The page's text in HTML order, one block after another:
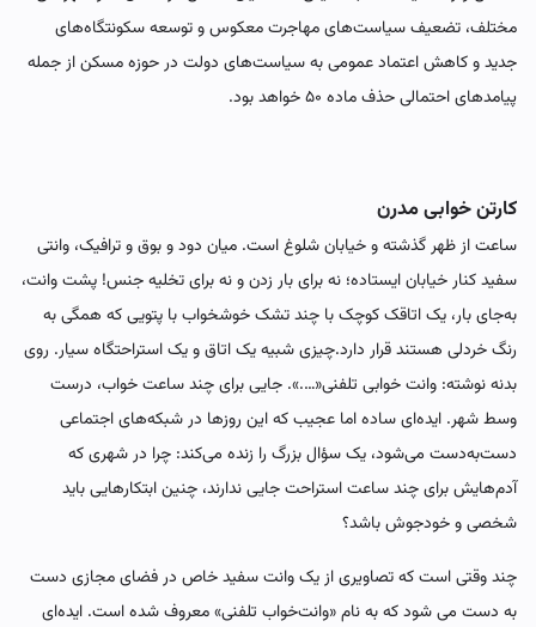
مختلف، تضعیف سیاست‌های مهاجرت معکوس و توسعه سکونتگاه‌های
جدید و کاهش اعتماد عمومی به سیاست‌های دولت در حوزه مسکن از جمله
پیامدهای احتمالی حذف ماده ۵۰ خواهد بود.
کارتن خوابی مدرن
ساعت از ظهر گذشته و خیابان شلوغ است. میان دود و بوق و ترافیک، وانتی
سفید کنار خیابان ایستاده؛ نه برای بار زدن و نه برای تخلیه جنس! پشت وانت،
به‌جای بار، یک اتاقک کوچک با چند تشک خوشخواب با پتویی که همگی به
رنگ خردلی هستند قرار دارد.چیزی شبیه یک اتاق و یک استراحتگاه سیار. روی
بدنه نوشته: وانت خوابی تلفنی«….». جایی برای چند ساعت خواب، درست
وسط شهر. ایده‌ای ساده اما عجیب که این روزها در شبکه‌های اجتماعی
دست‌به‌دست می‌شود، یک سؤال بزرگ را زنده می‌کند: چرا در شهری که
آدم‌هایش برای چند ساعت استراحت جایی ندارند، چنین ابتکارهایی باید
شخصی و خودجوش باشد؟
چند وقتی است که تصاویری از یک وانت سفید خاص در فضای مجازی دست
به دست می شود که به نام «وانت‌خواب تلفنی» معروف شده است. ایده‌ای